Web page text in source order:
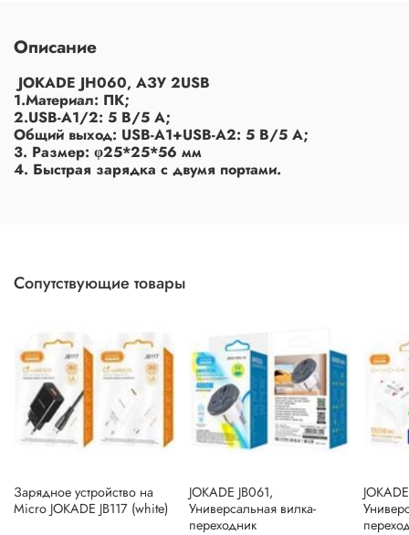
Описание
JOKADE JH060, АЗУ 2USB
1.Материал: ПК;
2.USB-A1/2: 5 В/5 А;
Общий выход: USB-A1+USB-A2: 5 В/5 А;
3. Размер: φ25*25*56 мм
4. Быстрая зарядка с двумя портами.
Сопутствующие товары
Зарядное устройство на
Micro JOKADE JB117 (white)
JOKADE JB061,
Универсальная вилка-
переходник